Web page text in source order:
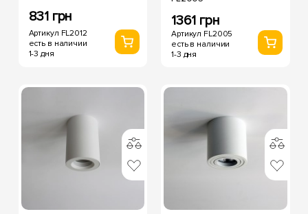
831 грн
Артикул FL2012
есть в наличии
1-3 дня
1361 грн
Артикул FL2005
есть в наличии
1-3 дня